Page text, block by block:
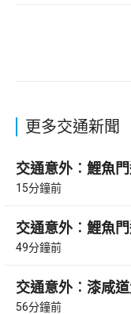
更多交通新聞
交通意外︰鯉魚
15分鐘前
交通意外︰鯉魚
49分鐘前
交通意外︰漆咸
56分鐘前